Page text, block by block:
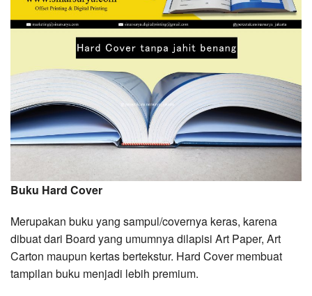
Buku Hard Cover
Merupakan buku yang sampul/covernya keras, karena
dibuat dari Board yang umumnya dilapisi Art Paper, Art
Carton maupun kertas bertekstur. Hard Cover membuat
tampilan buku menjadi lebih premium.